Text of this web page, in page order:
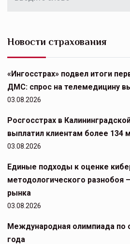
Новости страхования
«Ингосстрах» подвел итоги
ДМС: спрос на телемедицину
03.08.2026
Росгосстрах в
выплатил клиентам более 134
03.08.2026
Единые подходы к оценке
методологического разнобоя
рынка
03.08.2026
Международная олимпиада по
года